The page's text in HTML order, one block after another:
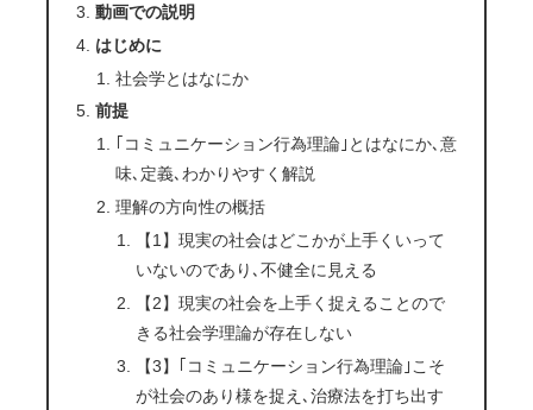
動画での説明
はじめに
社会学とはなにか
前提
｢コミュニケーション行為理論｣とはなにか､意
味､定義､わかりやすく解説
理解の方向性の概括
【1】現実の社会はどこかが上手くいって
いないのであり､不健全に見える
【2】現実の社会を上手く捉えることので
きる社会学理論が存在しない
【3】｢コミュニケーション行為理論｣こそ
が社会のあり様を捉え､治療法を打ち出す